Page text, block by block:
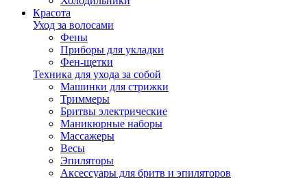
Красота
Уход за волосами
Фены
Приборы для укладки
Фен-щетки
Техника для ухода за собой
Машинки для стрижки
Триммеры
Бритвы электрические
Маникюрные наборы
Массажеры
Весы
Эпиляторы
Аксессуары для бритв и эпиляторов